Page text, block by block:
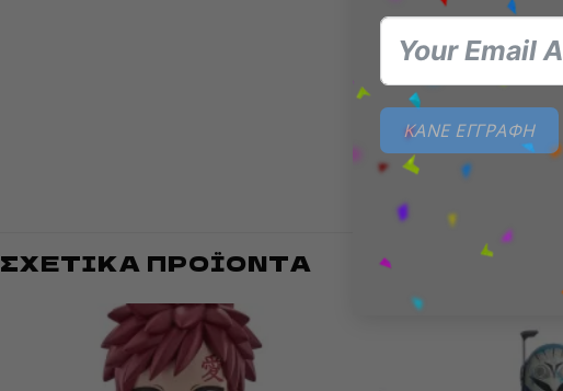
ΚΑΝΕ ΕΓΓΡΑΦΗ
Detailed
Ιδανικό για
Για fans του
συλλογή τους. ☠️
ΣΧΕΤΙΚΆ ΠΡΟΪΌΝΤΑ